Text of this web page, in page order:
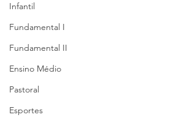
Infantil
Fundamental I
Fundamental II
Ensino Médio
Pastoral
Esportes